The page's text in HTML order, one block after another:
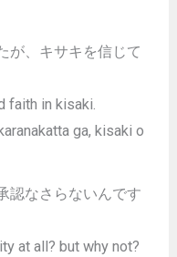
が、キサキを信じて
faith in kisaki.
ga, kisaki o
認なさらないんです
at all? but why not?